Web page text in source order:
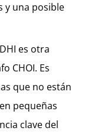
y una posible
DHI es otra
CHOI. Es
que no están
pequeñas
clave del